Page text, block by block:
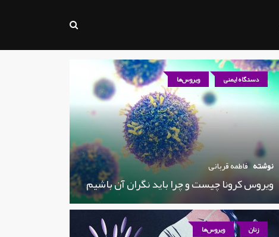
دستگاه ایمنی ویروس‌ها
نوشته فاطمه قربانی
ویروس کرونا چیست و چرا باید نگران آن باشیم
زنان ویروس‌ها